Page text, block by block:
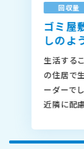
回収量
ゴミ屋
しのよ
生活する
の住居で
ーダーで
近隣に配